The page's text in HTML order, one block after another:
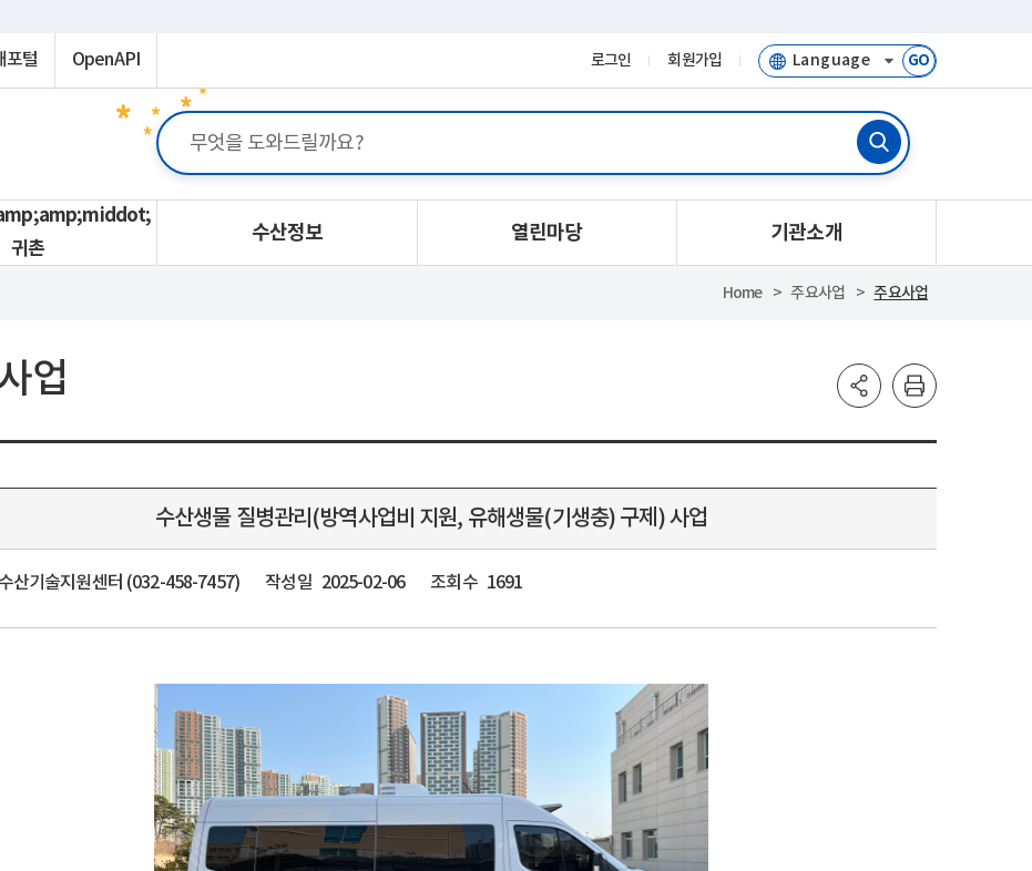
포털 OpenAPI 로그인 회원가입 GO
귀촌
수산정보 열린마당 기관소개
Home 주요사업 주요사업
업
수산생물 질병관리(방역사업비 지원, 유해생물(기생충) 구제) 사업
수산기술지원센터 (032-458-7457) 작성일 2025-02-06 조회수 1691